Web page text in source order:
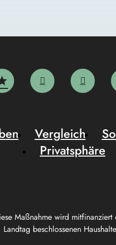
Maßnahme wird
Landtag beschlossenen
Vergleich
Privatsphäre